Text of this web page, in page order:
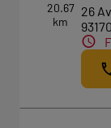
20.67
km
26